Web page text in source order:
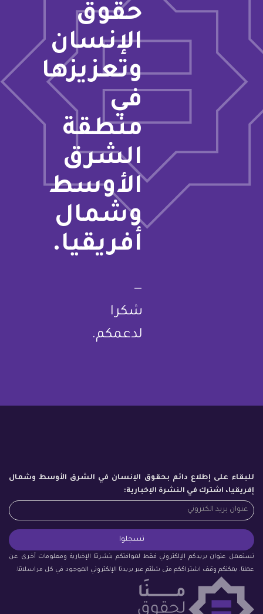
حقوق
الإنسان
وتعزيزها
في
منطقة
الشرق
الأوسط
وشمال
أفريقيا.
—
شكرا
لدعمكم.
للبقاء على إطلاع دائم بحقوق الإنسان في الشرق الأوسط وشمال
إفريقيا، اشترك في النشرة الإخبارية:
نستعمل عنوان بريدكم الإلكتروني فقط لموافتكم بنشرتنا الإخبارية ومعلومات أخرى عن
عملنا. يمكنكم وقف اشتراككم متى شئتم عبر بريدنا الإلكتروني الموجود في كل مراسلاتنا.